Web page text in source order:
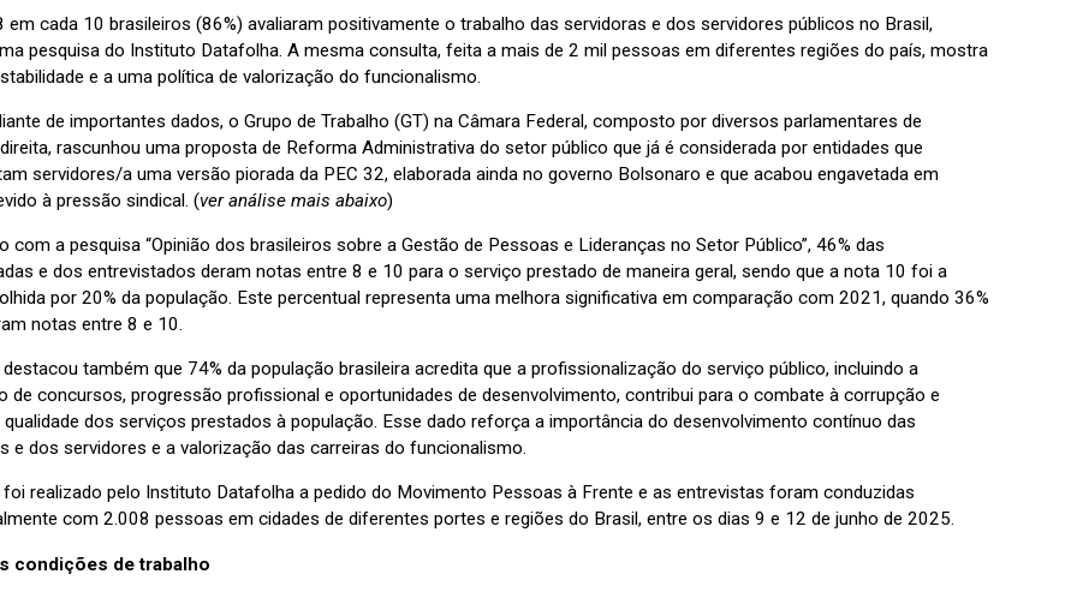
em cada 10 brasileiros (86%) avaliaram positivamente o trabalho das servidoras e dos servidores públicos no Brasil,
pesquisa do Instituto Datafolha. A mesma consulta, feita a mais de 2 mil pessoas em diferentes regiões do país, mostra
e a uma política de valorização do funcionalismo.
de importantes dados, o Grupo de Trabalho (GT) na Câmara Federal, composto por diversos parlamentares de
rascunhou uma proposta de Reforma Administrativa do setor público que já é considerada por entidades que
servidores/a uma versão piorada da PEC 32, elaborada ainda no governo Bolsonaro e que acabou engavetada em
à pressão sindical. (ver análise mais abaixo)
com a pesquisa “Opinião dos brasileiros sobre a Gestão de Pessoas e Lideranças no Setor Público”, 46% das
e dos entrevistados deram notas entre 8 e 10 para o serviço prestado de maneira geral, sendo que a nota 10 foi a
por 20% da população. Este percentual representa uma melhora significativa em comparação com 2021, quando 36%
notas entre 8 e 10.
também que 74% da população brasileira acredita que a profissionalização do serviço público, incluindo a
de concursos, progressão profissional e oportunidades de desenvolvimento, contribui para o combate à corrupção e
dos serviços prestados à população. Esse dado reforça a importância do desenvolvimento contínuo das
e dos servidores e a valorização das carreiras do funcionalismo.
foi realizado pelo Instituto Datafolha a pedido do Movimento Pessoas à Frente e as entrevistas foram conduzidas
com 2.008 pessoas em cidades de diferentes portes e regiões do Brasil, entre os dias 9 e 12 de junho de 2025.
condições de trabalho